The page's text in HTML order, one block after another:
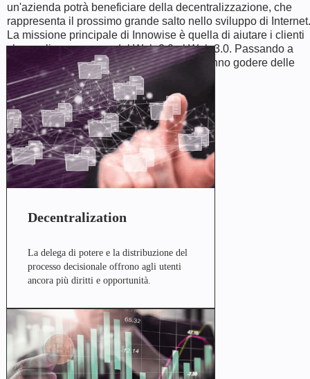
un'azienda potrà beneficiare della decentralizzazione, che
rappresenta il prossimo grande salto nello sviluppo di Internet.
La missione principale di Innowise è quella di aiutare i clienti
che vogliono passare dal Web 2.0 al Web 3.0. Passando a
questa nuova tecnologia, le aziende potranno godere delle
seguenti caratteristiche.
Decentralization
La delega di potere e la distribuzione del
processo decisionale offrono agli utenti
ancora più diritti e opportunità.